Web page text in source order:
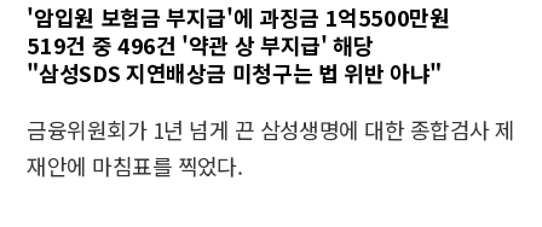
'암입원 보험금 부지급'에 과징금 1억5500만원
519건 중 496건 '약관 상 부지급' 해당
"삼성SDS 지연배상금 미청구는 법 위반 아냐"
금융위원회가 1년 넘게 끈 삼성생명에 대한 종합검사 제
재안에 마침표를 찍었다.